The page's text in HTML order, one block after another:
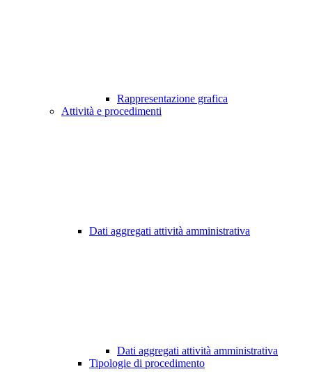
Rappresentazione grafica
Attività e procedimenti
Dati aggregati attività amministrativa
Dati aggregati attività amministrativa
Tipologie di procedimento